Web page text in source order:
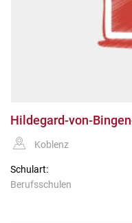
Hildegard-von-
Koblenz
Schulart:
Berufsschulen